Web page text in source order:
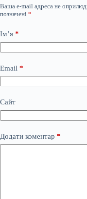
Ваша e-mail адреса не
позначені *
Ім’я *
Email *
Сайт
Додати коментар *